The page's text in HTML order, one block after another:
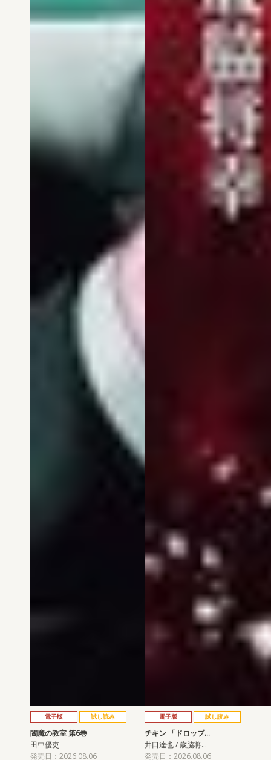
電子版 試し読み
閻魔の教室 第6巻
田中優吏
発売日：2026.08.06
電子版 試し読み
チキン 「ドロップ…
井口達也 / 歳脇将…
発売日：2026.08.06